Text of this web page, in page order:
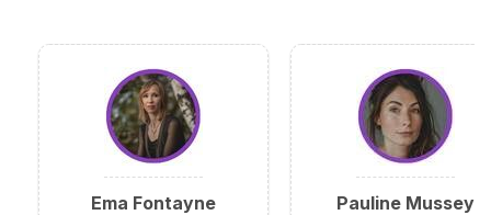
Ema Fontayne Pauline Mussey